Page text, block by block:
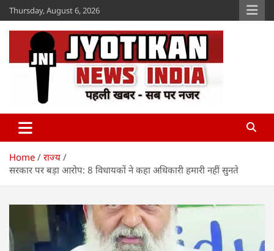
Skip
to
content
Thursday, August 6, 2026
Jyotikan
Home
राज्य
सरकार पर बड़ा आरोप: 8 विधायकों ने कहा अधिकारी हमारी नहीं सुनते